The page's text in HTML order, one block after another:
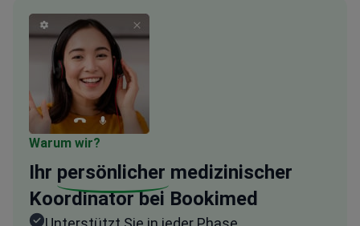
Warum wir?
Ihr persönlicher medizinischer
Koordinator bei Bookimed